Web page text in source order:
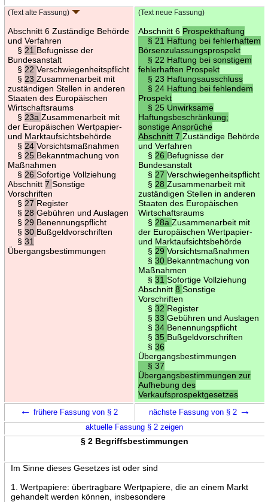
(Text alte Fassung)
Abschnitt 6 Zuständige Behörde
und Verfahren
§ 21 Befugnisse der
Bundesanstalt
§ 22 Verschwiegenheitspflicht
§ 23 Zusammenarbeit mit
zuständigen Stellen in anderen
Staaten des Europäischen
Wirtschaftsraums
§ 23a Zusammenarbeit mit
der Europäischen Wertpapier-
und Marktaufsichtsbehörde
§ 24 Vorsichtsmaßnahmen
§ 25 Bekanntmachung von
Maßnahmen
§ 26 Sofortige Vollziehung
Abschnitt 7 Sonstige
Vorschriften
§ 27 Register
§ 28 Gebühren und Auslagen
§ 29 Benennungspflicht
§ 30 Bußgeldvorschriften
§ 31
Übergangsbestimmungen
(Text neue Fassung)
Abschnitt 6 Prospekthaftung
§ 21 Haftung bei fehlerhaftem
Börsenzulassungsprospekt
§ 22 Haftung bei sonstigem
fehlerhaften Prospekt
§ 23 Haftungsausschluss
§ 24 Haftung bei fehlendem
Prospekt
§ 25 Unwirksame
Haftungsbeschränkung;
sonstige Ansprüche
Abschnitt 7 Zuständige Behörde
und Verfahren
§ 26 Befugnisse der
Bundesanstalt
§ 27 Verschwiegenheitspflicht
§ 28 Zusammenarbeit mit
zuständigen Stellen in anderen
Staaten des Europäischen
Wirtschaftsraums
§ 28a Zusammenarbeit mit
der Europäischen Wertpapier-
und Marktaufsichtsbehörde
§ 29 Vorsichtsmaßnahmen
§ 30 Bekanntmachung von
Maßnahmen
§ 31 Sofortige Vollziehung
Abschnitt 8 Sonstige
Vorschriften
§ 32 Register
§ 33 Gebühren und Auslagen
§ 34 Benennungspflicht
§ 35 Bußgeldvorschriften
§ 36
Übergangsbestimmungen
§ 37
Übergangsbestimmungen zur
Aufhebung des
Verkaufsprospektgesetzes
← frühere Fassung von § 2 nächste Fassung von § 2 →
aktuelle Fassung § 2 zeigen
§ 2 Begriffsbestimmungen
Im Sinne dieses Gesetzes ist oder sind
1. Wertpapiere: übertragbare Wertpapiere, die an einem Markt
gehandelt werden können, insbesondere